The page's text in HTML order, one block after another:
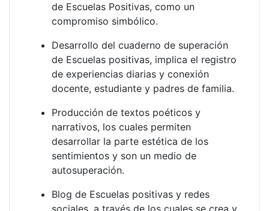
de Escuelas Positivas, como un
compromiso simbólico.
Desarrollo del cuaderno de superación
de Escuelas positivas, implica el registro
de experiencias diarias y conexión
docente, estudiante y padres de familia.
Producción de textos poéticos y
narrativos, los cuales permiten
desarrollar la parte estética de los
sentimientos y son un medio de
autosuperación.
Blog de Escuelas positivas y redes